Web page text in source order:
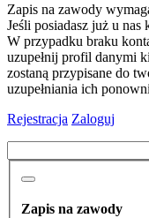
Zapis na zawody
Jeśli posiadasz już u
W przypadku braku
uzupełnij profil danymi
zostaną przypisane do
uzupełniania ich
Rejestracja Zaloguj
Zapis na zawody